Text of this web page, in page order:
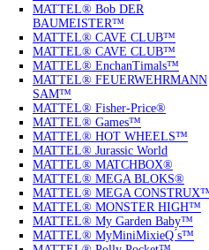
MATTEL® Bob DER
BAUMEISTER™
MATTEL® CAVE CLUB™
MATTEL® CAVE CLUB™
MATTEL® EnchanTimals™
MATTEL® FEUERWEHRMANN
SAM™
MATTEL® Fisher-Price®
MATTEL® Games™
MATTEL® HOT WHEELS™
MATTEL® Jurassic World
MATTEL® MATCHBOX®
MATTEL® MEGA BLOKS®
MATTEL® MEGA
MATTEL® MONSTER HIGH™
MATTEL® My Garden Baby™
MATTEL® MyMiniMixieQ ́s™